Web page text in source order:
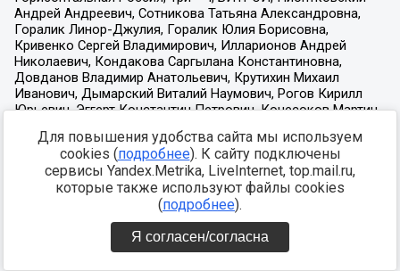
Для повышения удобства сайта мы используем
cookies (подробнее). К сайту подключены
сервисы Yandex.Metrika, LiveInternet, top.mail.ru,
которые также используют файлы cookies
(подробнее).
Я согласен/согласна